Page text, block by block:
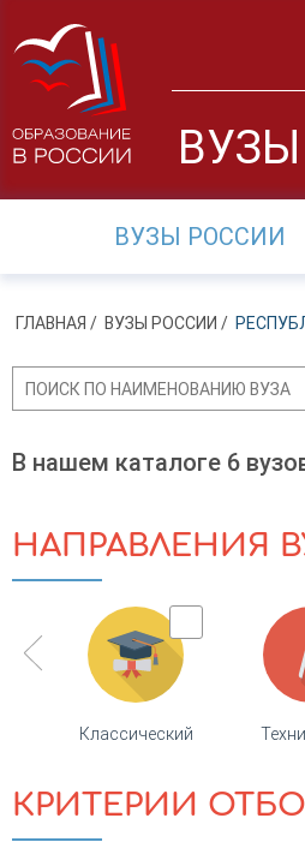
ВУЗЫ РОССИИ
ГЛАВНАЯ / ВУЗЫ РОССИИ /
В нашем каталоге 6
НАПРАВЛЕНИЯ
Классический
КРИТЕРИИ